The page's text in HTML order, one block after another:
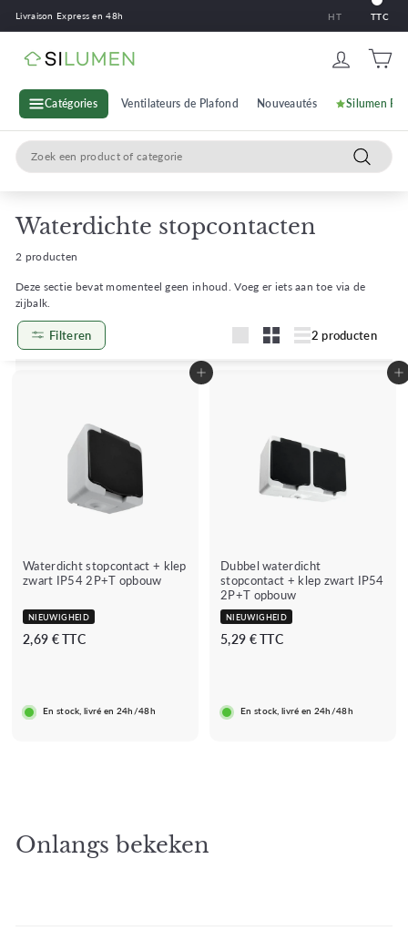
naar
Livraison Express en 48h HT TTC
S
u
m
Catégories Ventilateurs de Plafond Nouveautés Silumen
Search
Zoeken
Waterdichte stopcontacten
2 producten
Deze sectie bevat momenteel geen inhoud. Voeg er iets aan toe via de
zijbalk.
Filteren 2 producten
Toevoegen aan winkelwagen
Waterdicht stopcontact + klep
zwart IP54 2P+T opbouw
NIEUWIGHEID
2,69 € TTC2
€
En stock, livré en 24h/48h
Toevoegen aan winkelwagen
Dubbel waterdicht
stopcontact + klep zwart IP54
2P+T opbouw
NIEUWIGHEID
5,29 € TTC5
€
En stock, livré en 24h/48h
Onlangs bekeken